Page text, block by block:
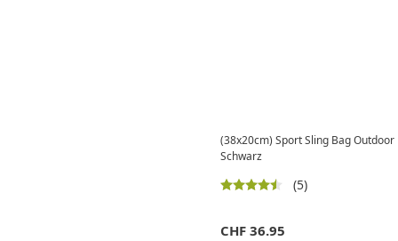
(38x20cm) Sport Sling Bag
Schwarz
(5)
CHF 36.95